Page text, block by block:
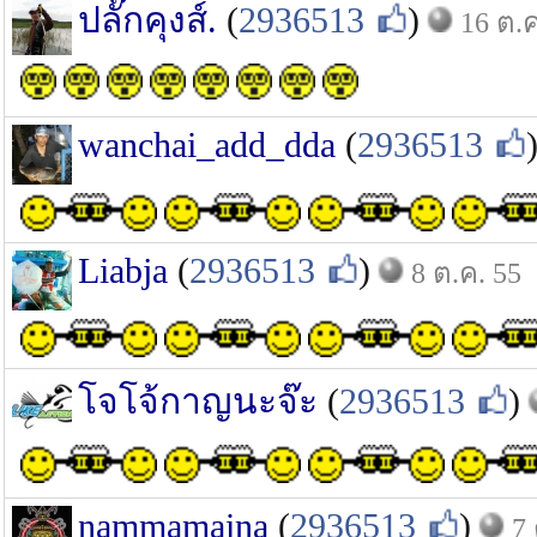
ปลั๊กคุงส์. (2936513 ) 16 ต.
wanchai_add_dda (2936513 )
Liabja (2936513 ) 8 ต.ค. 55
โจโจ้กาญนะจ๊ะ (2936513 )
nammamaina (2936513 ) 7